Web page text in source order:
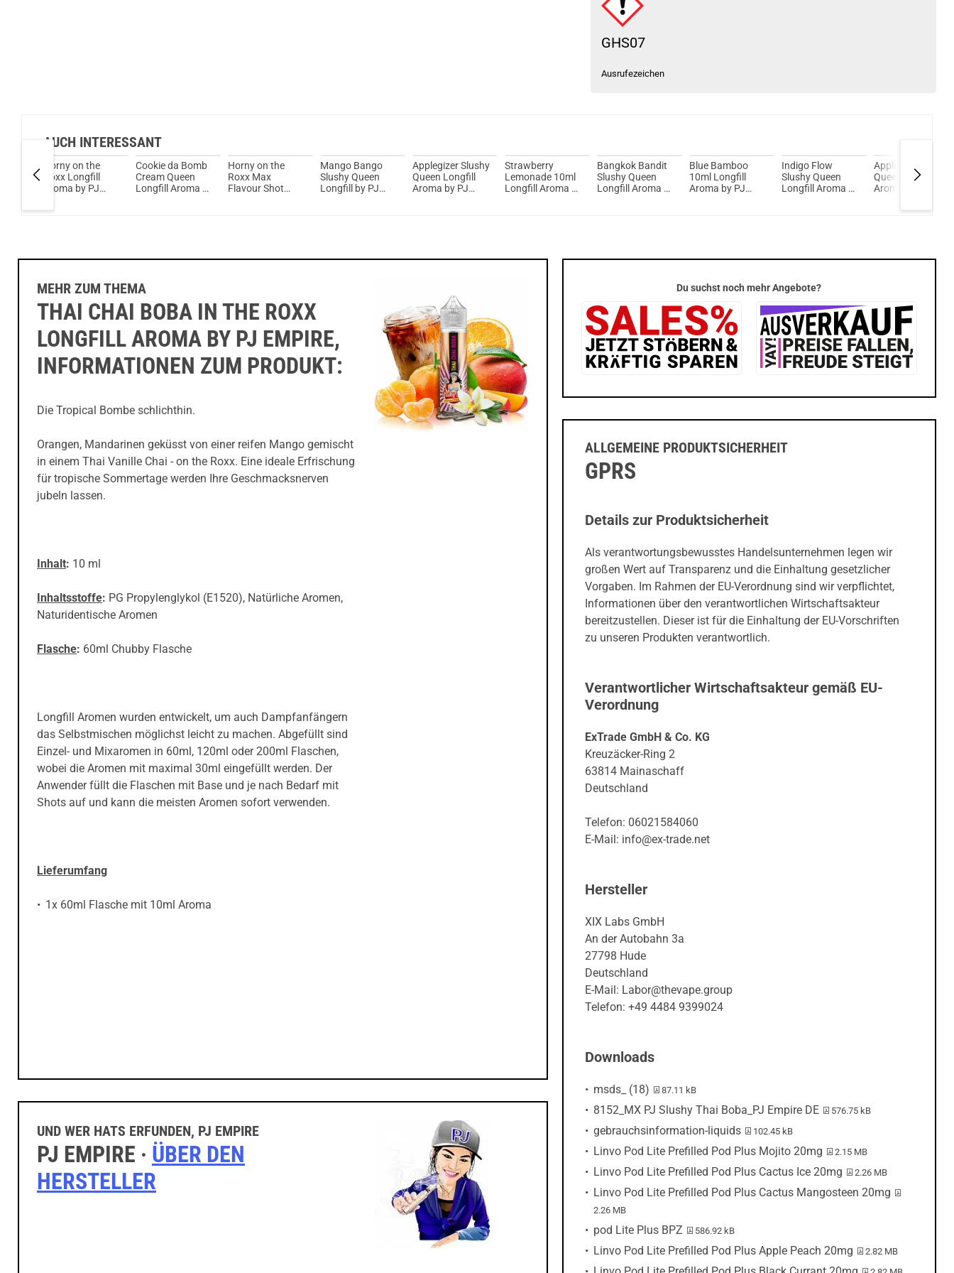
GHS07
Ausrufezeichen
AUCH INTERESSANT
Horny on the
Roxx Longfill
Aroma by PJ
Cookie da Bomb
Cream Queen
Longfill Aroma by
Horny on the
Roxx Max
Flavour Shot
Mango Bango
Slushy Queen
Longfill by PJ
Applegizer Slushy
Queen Longfill
Aroma by PJ
Strawberry
Lemonade 10ml
Longfill Aroma by
Bangkok Bandit
Slushy Queen
Longfill Aroma by
Blue Bamboo
10ml Longfill
Aroma by PJ
Indigo Flow
Slushy Queen
Longfill Aroma by
Applegizer Slushy
Queen Longfill
Aroma by PJ
04-2026
MEHR ZUM THEMA
THAI CHAI BOBA IN THE ROXX
LONGFILL AROMA BY PJ EMPIRE,
INFORMATIONEN ZUM PRODUKT:
Die Tropical Bombe schlichthin.
Orangen, Mandarinen geküsst von einer reifen Mango gemischt
in einem Thai Vanille Chai - on the Roxx. Eine ideale Erfrischung
für tropische Sommertage werden Ihre Geschmacksnerven
jubeln lassen.
Inhalt: 10 ml
Inhaltsstoffe: PG Propylenglykol (E1520), Natürliche Aromen,
Naturidentische Aromen
Flasche: 60ml Chubby Flasche
Longfill Aromen wurden entwickelt, um auch Dampfanfängern
das Selbstmischen möglichst leicht zu machen. Abgefüllt sind
Einzel- und Mixaromen in 60ml, 120ml oder 200ml Flaschen,
wobei die Aromen mit maximal 30ml eingefüllt werden. Der
Anwender füllt die Flaschen mit Base und je nach Bedarf mit
Shots auf und kann die meisten Aromen sofort verwenden.
Lieferumfang
1x 60ml Flasche mit 10ml Aroma
UND WER HATS ERFUNDEN, PJ EMPIRE
PJ EMPIRE · ÜBER DEN
HERSTELLER
Du suchst noch mehr Angebote?
ALLGEMEINE PRODUKTSICHERHEIT
GPRS
Details zur Produktsicherheit
Als verantwortungsbewusstes Handelsunternehmen legen wir
großen Wert auf Transparenz und die Einhaltung gesetzlicher
Vorgaben. Im Rahmen der EU-Verordnung sind wir verpflichtet,
Informationen über den verantwortlichen Wirtschaftsakteur
bereitzustellen. Dieser ist für die Einhaltung der EU-Vorschriften
zu unseren Produkten verantwortlich.
Verantwortlicher Wirtschaftsakteur gemäß EU-
Verordnung
ExTrade GmbH & Co. KG
Kreuzäcker-Ring 2
63814 Mainaschaff
Deutschland
Telefon: 06021584060
E-Mail: info@ex-trade.net
Hersteller
XIX Labs GmbH
An der Autobahn 3a
27798 Hude
Deutschland
E-Mail: Labor@thevape.group
Telefon: +49 4484 9399024
Downloads
msds_ (18) PDF-Datei:
87.11 kB
8152_MX PJ Slushy Thai Boba_PJ Empire DE PDF-Datei:
576.75 kB
gebrauchsinformation-liquids PDF-Datei:
102.45 kB
Linvo Pod Lite Prefilled Pod Plus Mojito 20mg PDF-Datei:
2.15 MB
Linvo Pod Lite Prefilled Pod Plus Cactus Ice 20mg PDF-Datei:
2.26 MB
Linvo Pod Lite Prefilled Pod Plus Cactus Mangosteen 20mg
2.26 MB
pod Lite Plus BPZ PDF-Datei:
586.92 kB
Linvo Pod Lite Prefilled Pod Plus Apple Peach 20mg PDF-Datei:
2.82 MB
PDF-Datei: